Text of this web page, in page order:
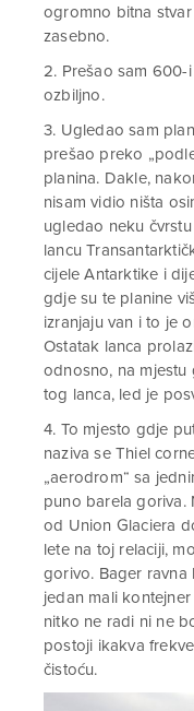
ogromno bitna
zasebno.
2. Prešao sam 600-
ozbiljno.
3. Ugledao sam
prešao preko
planina. Dakle,
nisam vidio ništa
ugledao neku
lancu
cijele Antarktike i
gdje su te planine
izranjaju van i to je
Ostatak lanca
odnosno, na
tog lanca, led je
4. To mjesto gdje
naziva se Thiel
„aerodrom“ sa
puno barela goriva.
od Union Glaciera
lete na toj relaciji,
gorivo. Bager ravna
jedan mali
nitko ne radi ni ne
postoji ikakva
čistoću.